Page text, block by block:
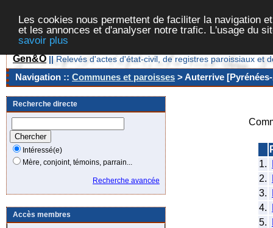
Les cookies nous permettent de faciliter la navigation
et les annonces et d'analyser notre trafic. L'usage du
savoir plus
Gen&O || Relevés d'actes d'état-civil, de registres paroissiaux et
Navigation :: Communes et paroisses > Auterrive
Recherche directe
Intéressé(e)
Mère, conjoint, témoins, parrain...
Recherche avancée
Accès membres
1.
2.
3.
4.
5.